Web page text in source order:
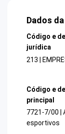
Dados
Código e
jurídica
213 |
Código e
principal
7721-7/00 |
esportivos